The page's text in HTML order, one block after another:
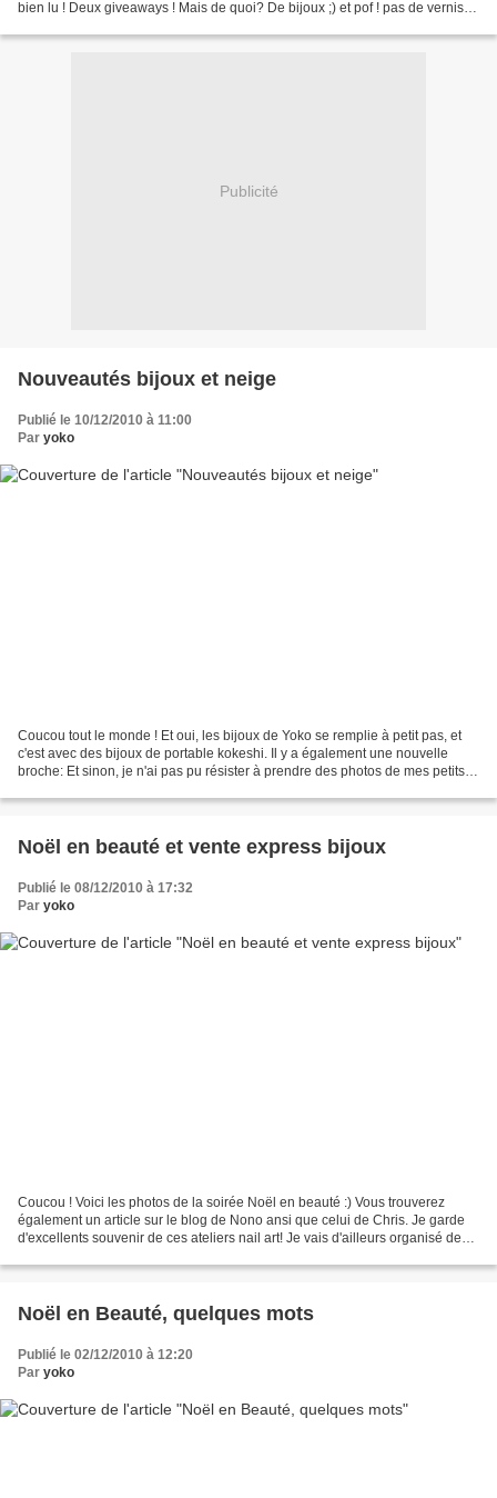
bien lu ! Deux giveaways ! Mais de quoi? De bijoux ;) et pof ! pas de vernis
Publicité
Nouveautés bijoux et neige
Publié le 10/12/2010 à 11:00
Par yoko
Coucou tout le monde ! Et oui, les bijoux de Yoko se remplie à petit pas, et
c'est avec des bijoux de portable kokeshi. Il y a également une nouvelle
broche: Et sinon, je n'ai pas pu résister à prendre des photos de mes petits
Noël en beauté et vente express bijoux
Publié le 08/12/2010 à 17:32
Par yoko
Coucou ! Voici les photos de la soirée Noël en beauté :) Vous trouverez
également un article sur le blog de Nono ansi que celui de Chris. Je garde
d'excellents souvenir de ces ateliers nail art! Je vais d'ailleurs organisé des
Noël en Beauté, quelques mots
Publié le 02/12/2010 à 12:20
Par yoko